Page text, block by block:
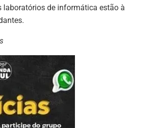
laboratórios de informática estão à